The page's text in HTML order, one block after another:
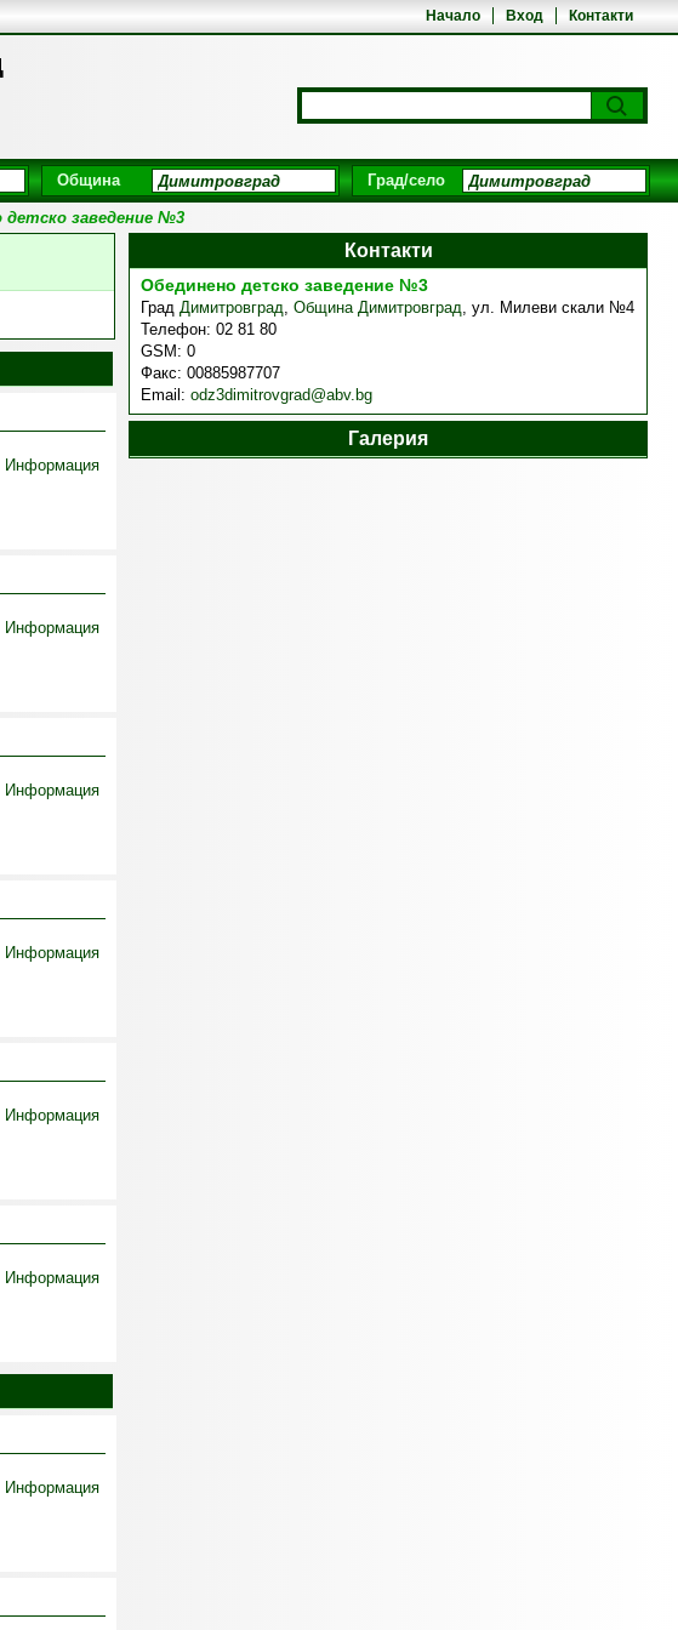
Начало Вход Контакти
Община Град/село
детско заведение №3
Контакти
Обединено детско заведение №3
Град Димитровград, Община Димитровград, ул. Милеви скали №4
Телефон: 02 81 80
GSM: 0
Факс: 00885987707
Email: odz3dimitrovgrad@abv.bg
Галерия
Информация
Информация
Информация
Информация
Информация
Информация
Информация